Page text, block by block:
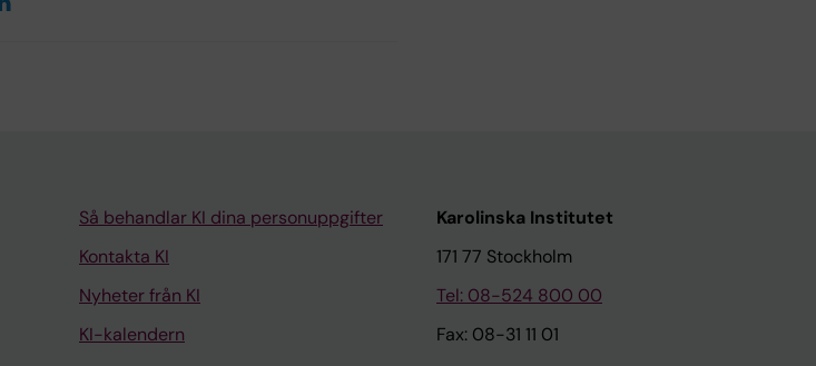
Så behandlar KI dina personuppgifter
Kontakta KI
Nyheter från KI
KI-kalendern
Karolinska Institutet
171 77 Stockholm
Tel: 08-524 800 00
Fax: 08-31 11 01